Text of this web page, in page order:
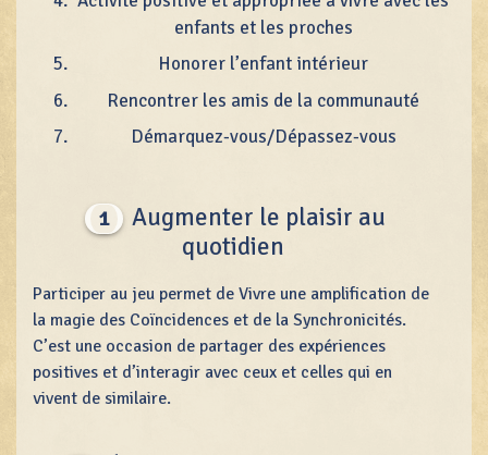
enfants et les proches
Honorer l’enfant intérieur
Rencontrer les amis de la communauté
Démarquez-vous/Dépassez-vous
1
Augmenter le plaisir au
quotidien
Participer au jeu permet de Vivre une amplification de
la magie des Coïncidences et de la Synchronicités.
C’est une occasion de partager des expériences
positives et d’interagir avec ceux et celles qui en
vivent de similaire.